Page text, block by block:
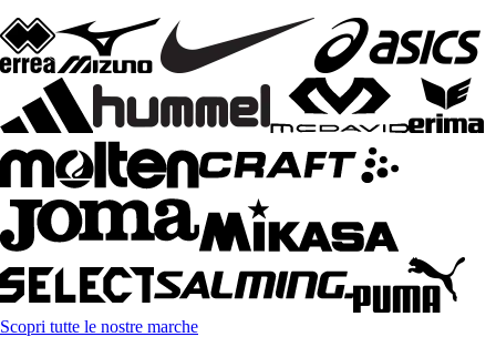
Scopri tutte le nostre marche